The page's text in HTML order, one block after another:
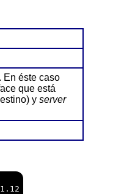
En éste caso
que está
y server